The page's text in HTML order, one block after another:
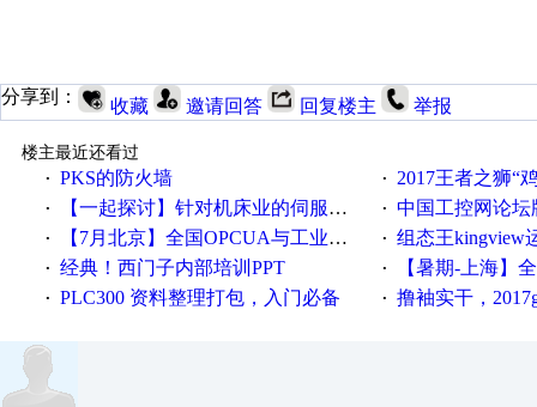
分享到： 收藏 邀请回答 回复楼主 举报
楼主最近还看过
· PKS的防火墙 · 2017王者之狮“鸡”情签到
· 【一起探讨】针对机床业的伺服系统发展，您的期望是什么？ · 中国工控网论坛版
· 【7月北京】全国OPCUA与工业互联技术培训班通知！ · 组态王kingview
· 经典！西门子内部培训PPT · 【暑期-上海】全国工业
· PLC300 资料整理打包，入门必备 · 撸袖实干，2017gongkong®第